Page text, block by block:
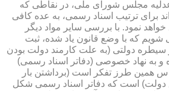
عدلیه مجلس شورای ملی، در نقاطی كه
برای ترتیب اسناد رسمی، به عده كافی
نمود. با بررسی سایر مواد دیگر
كه با وضع قانون یاد شده، ثبت
سیطره دولتی (به علت كارمند دولت بودن
و به نهاد خصوصی (دفاتر اسناد رسمی)
همین طرز تفكر است (برداشتن بار
است كه دفاتر اسناد رسمی شكل